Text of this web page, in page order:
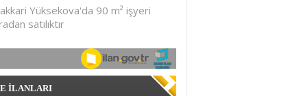
İLANLARI